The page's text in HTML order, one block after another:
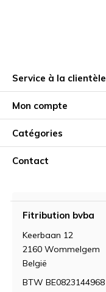
Service à la clientèle
Mon compte
Catégories
Contact
Fitribution bvba
Keerbaan 12
2160 Wommelgem
België
BTW BE0823144968